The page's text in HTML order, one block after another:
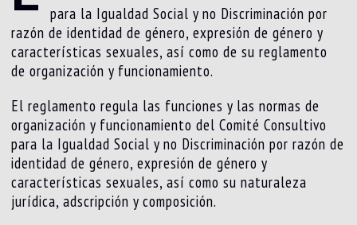
para la Igualdad Social y no Discriminación por
razón de identidad de género, expresión de género y
características sexuales, así como de su reglamento
de organización y funcionamiento.
El reglamento regula las funciones y las normas de
organización y funcionamiento del Comité Consultivo
para la Igualdad Social y no Discriminación por razón de
identidad de género, expresión de género y
características sexuales, así como su naturaleza
jurídica, adscripción y composición.